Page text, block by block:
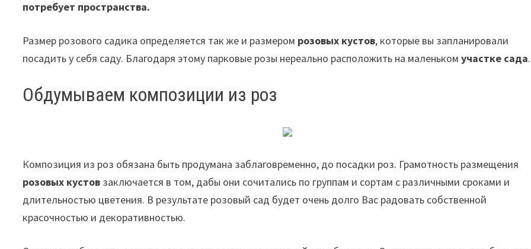
потребует пространства.
Размер розового садика определяется так же и размером розовых кустов, которые вы запланировали
посадить у себя саду. Благодаря этому парковые розы нереально расположить на маленькомучастке сада.
Обдумываем композиции из роз
Композиция из роз обязана быть продумана заблаговременно, до посадки роз. Грамотность размещения
розовых кустов заключается в том, дабы они сочитались по группам и сортам с различными сроками и
длительностью цветения. В результате розовый сад будет очень долго Вас радовать собственной
красочностью и декоративностью.